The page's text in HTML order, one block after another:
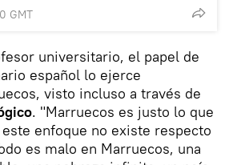
GMT
universitario, el papel de
español lo ejerce
visto incluso a través de
. "Marruecos es justo lo que
enfoque no existe respecto
es malo en Marruecos, una